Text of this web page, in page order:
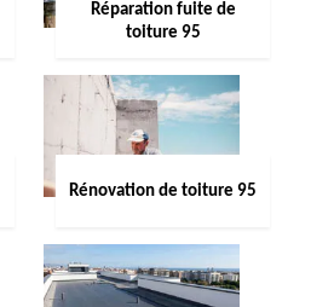
Réparation fuite de
toiture 95
Rénovation de toiture 95